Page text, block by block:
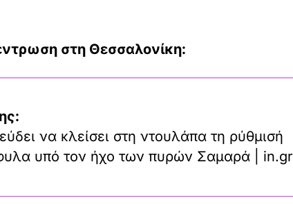
στη Θεσσαλονίκη:
να κλείσει στη ντουλάπα τη ρύθμισή
υπό τον ήχο των πυρών Σαμαρά | in.gr